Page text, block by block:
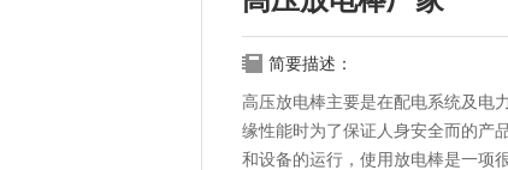
简要描述：
高压放电棒主要是在配电系统及电
缘性能时为了保证人身安全而的产
和设备的运行，使用放电棒是一项